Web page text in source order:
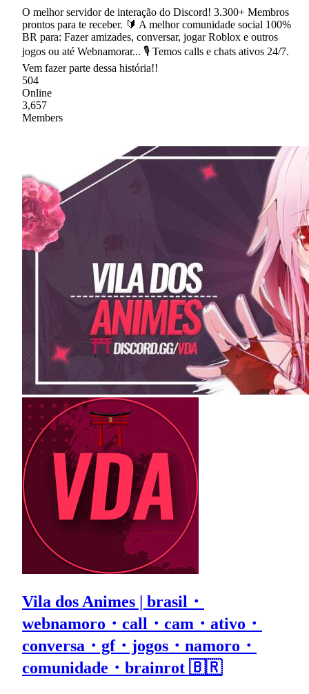
O melhor servidor de interação do Discord! 3.300+ Membros
prontos para te receber. 🔰 A melhor comunidade social 100%
BR para: Fazer amizades, conversar, jogar Roblox e outros
jogos ou até Webnamorar... 🎙 Temos calls e chats ativos 24/7.
Vem fazer parte dessa história!!
504
Online
3,657
Members
Vila dos Animes | brasil・
webnamoro・call・cam・ativo・
conversa・gf・jogos・namoro・
comunidade・brainrot 🇧🇷